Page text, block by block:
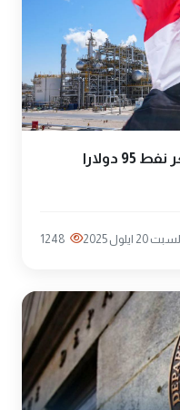
تقرير أمريكي: العراق يحتاج سعر نفط 95 دولارا
20 ايلول 2025 1248